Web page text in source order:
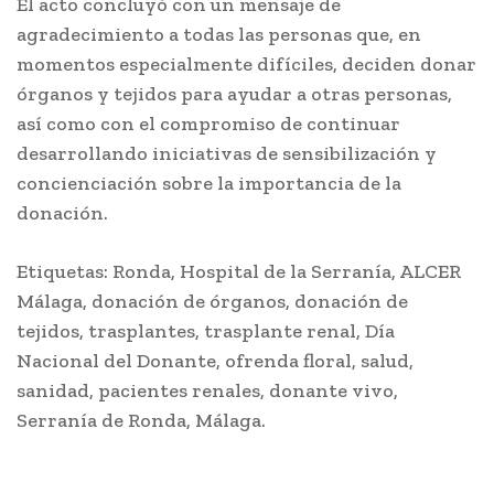
agradecimiento a todas las personas que, en
momentos especialmente difíciles, deciden donar
órganos y tejidos para ayudar a otras personas,
así como con el compromiso de continuar
desarrollando iniciativas de sensibilización y
concienciación sobre la importancia de la
donación.
Etiquetas: Ronda, Hospital de la Serranía, ALCER
Málaga, donación de órganos, donación de
tejidos, trasplantes, trasplante renal, Día
Nacional del Donante, ofrenda floral, salud,
sanidad, pacientes renales, donante vivo,
Serranía de Ronda, Málaga.